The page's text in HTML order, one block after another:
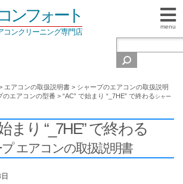
menu
ンフォート
コンクリーニング専門店
エアコンの取扱説明書 > シャープのエアコンの取扱説明
のエアコンの型番 > “AC” で始まり “_7HE” で終わる シャー
まり “_7HE” で終わる
エアコンの取扱説明書